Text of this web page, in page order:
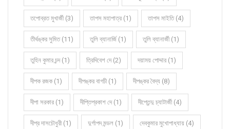
তপোব্রত মুখার্জী (3) তাপস মহাপাত্র (1) তাপস মাইতি (4)
তীর্থঙ্কর সুমিত (11) তুলি ব্যানার্জি (1) তুলি ব্যানার্জী (1)
তুহিন কুমার চন্দ (1) ত্রিদিবেশ দে (2) দয়াময় পোদ্দার (1)
দীপক রজক (1) দীপঙ্কর বাগচী (1) দীপঙ্কর বৈদ্য (8)
দীপা সরকার (1) দীপ্তিপ্রকাশ দে (1) দীপ্তেন্দু চ্যাটার্জী (4)
দীপ্র দাসচৌধুরী (1) দুর্গাপদ মন্ডল (1) দেবকুমার মুখোপাধ্যায় (4)